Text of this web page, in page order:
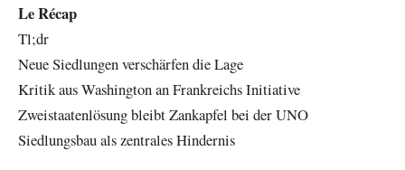
Le Récap
Tl;dr
Neue Siedlungen verschärfen die Lage
Kritik aus Washington an Frankreichs Initiative
Zweistaatenlösung bleibt Zankapfel bei der UNO
Siedlungsbau als zentrales Hindernis